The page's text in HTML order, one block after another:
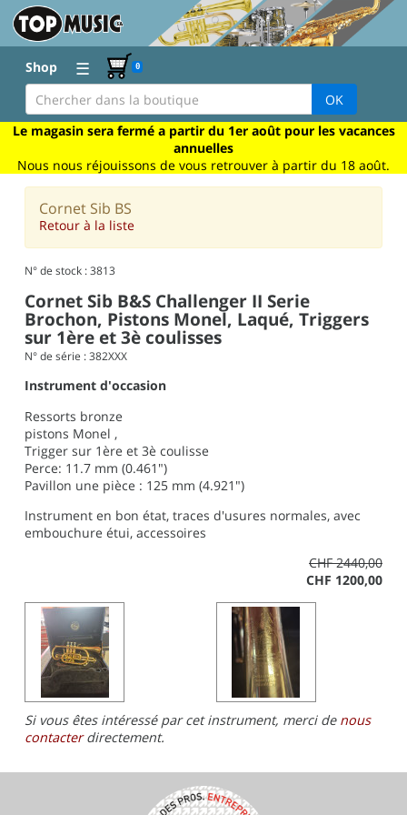
Shop ☰ 0
OK
Le magasin sera fermé a partir du 1er août pour les vacances
annuelles
Nous nous réjouissons de vous retrouver à partir du 18 août.
Cornet Sib BS
Retour à la liste
N° de stock : 3813
Cornet Sib B&S Challenger II Serie
Brochon, Pistons Monel, Laqué, Triggers
sur 1ère et 3è coulisses
N° de série : 382XXX
Instrument d'occasion
Ressorts bronze
pistons Monel ,
Trigger sur 1ère et 3è coulisse
Perce: 11.7 mm (0.461")
Pavillon une pièce : 125 mm (4.921")
Instrument en bon état, traces d'usures normales, avec
embouchure étui, accessoires
CHF 2440,00
CHF 1200,00
Si vous êtes intéressé par cet instrument, merci de nous
contacterdirectement.